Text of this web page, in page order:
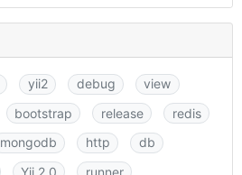
yii2 debug
view
bootstrap release
redis
mongodb http
db
Yii 2.0 runner